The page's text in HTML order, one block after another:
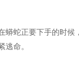
蟒蛇正要下手的时候
命。